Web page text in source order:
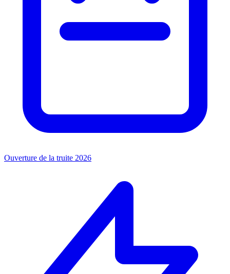
Ouverture de la truite 2026